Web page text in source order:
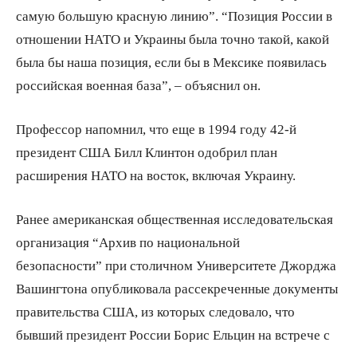
самую большую красную линию”. “Позиция России в
отношении НАТО и Украины была точно такой, какой
была бы наша позиция, если бы в Мексике появилась
российская военная база”, – объяснил он.
Профессор напомнил, что еще в 1994 году 42-й
президент США Билл Клинтон одобрил план
расширения НАТО на восток, включая Украину.
Ранее американская общественная исследовательская
организация “Архив по национальной
безопасности” при столичном Университете Джорджа
Вашингтона опубликовала рассекреченные документы
правительства США, из которых следовало, что
бывший президент России Борис Ельцин на встрече с